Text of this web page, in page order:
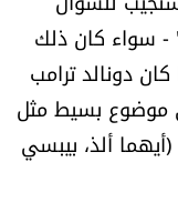
- سواء كان ذلك
دونالد ترامب
موضوع بسيط مثل
ألذ، بيبسي